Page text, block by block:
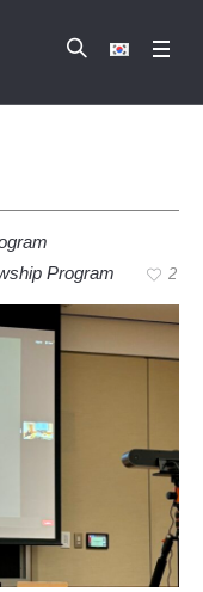
Program 2